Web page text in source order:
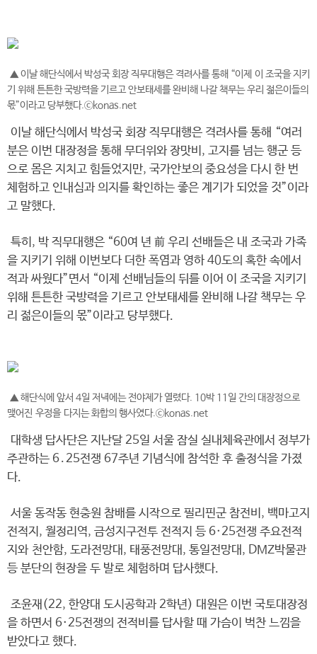
▲ 이날 해단식에서 박성국 회장 직무대행은 격려사를 통해 “이제 이 조국을 지키
기 위해 튼튼한 국방력을 기르고 안보태세를 완비해 나갈 책무는 우리 젊은이들의
몫”이라고 당부했다.ⓒkonas.net
이날 해단식에서 박성국 회장 직무대행은 격려사를 통해 “여러
분은 이번 대장정을 통해 무더위와 장맛비, 고지를 넘는 행군 등
으로 몸은 지치고 힘들었지만, 국가안보의 중요성을 다시 한 번
체험하고 인내심과 의지를 확인하는 좋은 계기가 되었을 것”이라
고 말했다.
특히, 박 직무대행은 “60여 년 前 우리 선배들은 내 조국과 가족
을 지키기 위해 이번보다 더한 폭염과 영하 40도의 혹한 속에서
적과 싸웠다”면서 “이제 선배님들의 뒤를 이어 이 조국을 지키기
위해 튼튼한 국방력을 기르고 안보태세를 완비해 나갈 책무는 우
리 젊은이들의 몫”이라고 당부했다.
▲ 해단식에 앞서 4일 저녁에는 전야제가 열렸다. 10박 11일 간의 대장정으로
맺어진 우정을 다지는 화합의 행사였다.ⓒkonas.net
대학생 답사단은 지난달 25일 서울 잠실 실내체육관에서 정부가
주관하는 6․25전쟁 67주년 기념식에 참석한 후 출정식을 가졌
다.
서울 동작동 현충원 참배를 시작으로 필리핀군 참전비, 백마고지
전적지, 월정리역, 금성지구전투 전적지 등 6·25전쟁 주요전적
지와 천안함, 도라전망대, 태풍전망대, 통일전망대, DMZ박물관
등 분단의 현장을 두 발로 체험하며 답사했다.
조윤재(22, 한양대 도시공학과 2학년) 대원은 이번 국토대장정
을 하면서 6·25전쟁의 전적비를 답사할 때 가슴이 벅찬 느낌을
받았다고 했다.